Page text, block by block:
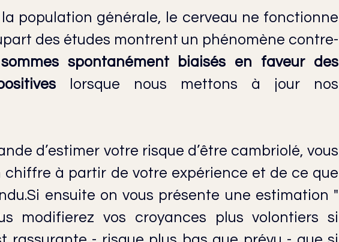
population générale, le cerveau ne fonctionne
des études montrent un phénomène contre-
spontanément biaisés en faveur des
lorsque nous mettons à jour nos
d’estimer votre risque d’être cambriolé, vous
chiffre à partir de votre expérience et de ce que
ensuite on vous présente une estimation "
modifierez vos croyances plus volontiers si